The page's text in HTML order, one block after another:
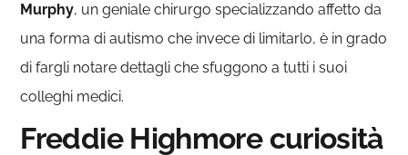
Murphy, un geniale chirurgo specializzando affetto da
una forma di autismo che invece di limitarlo, è in grado
di fargli notare dettagli che sfuggono a tutti i suoi
colleghi medici.
Freddie Highmore curiosità